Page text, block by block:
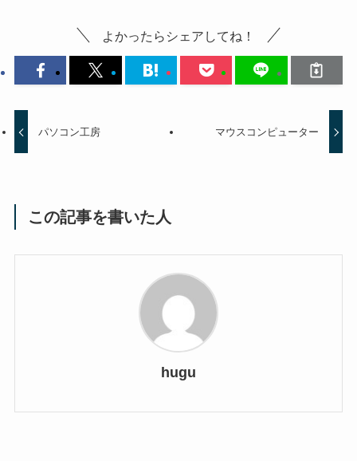
よかったらシェアしてね！
パソコン工房 マウスコンピューター
この記事を書いた人
hugu